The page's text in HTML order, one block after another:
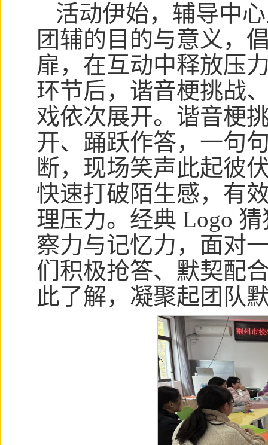
活动伊始，辅导中
团辅的目的与意义，
扉，在互动中释放压
环节后，谐音梗挑战
戏依次展开。谐音梗
开、踊跃作答，一句
断，现场笑声此起彼
快速打破陌生感，有
理压力。经典 Logo
察力与记忆力，面对
们积极抢答、默契配
此了解，凝聚起团队